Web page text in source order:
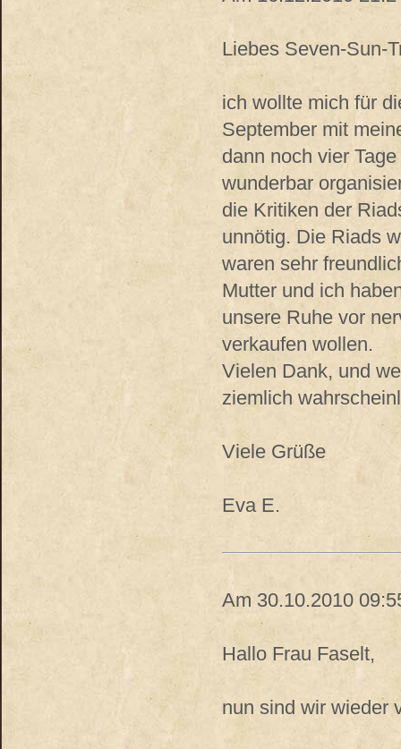
Liebes Seven-Sun-
ich wollte mich für
September mit
dann noch vier
wunderbar
die Kritiken der
unnötig. Die Riads
waren sehr
Mutter und ich
unsere Ruhe vor
verkaufen wollen.
Vielen Dank, und
ziemlich
Viele Grüße
Eva E.
Am 30.10.2010
Hallo Frau Faselt,
nun sind wir wieder